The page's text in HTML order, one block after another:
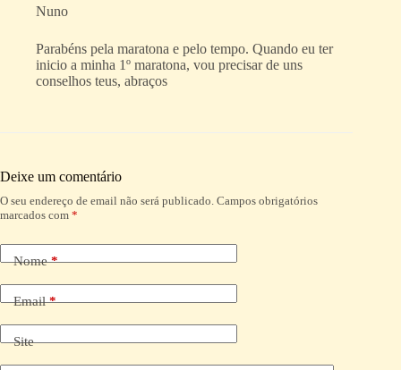
Nuno
Parabéns pela maratona e pelo tempo. Quando eu ter
inicio a minha 1º maratona, vou precisar de uns
conselhos teus, abraços
Deixe um comentário
O seu endereço de email não será publicado. Campos obrigatórios
marcados com *
Nome*
Email*
Site
A
l
r
n
v
e